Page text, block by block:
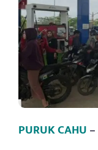
PURUK CAHU–